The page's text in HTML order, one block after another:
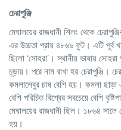
চেরাপুঞ্জি
মেঘালয়ের রাজধানী শিলং থেকে
এর উচ্চতা প্রায় ৪৮৬৯ ফুট। এটি পূর্ব
ছিলো ‘সোহরা’। স্থানীয় ভাষায়
চূড়ায়। পরে নাম রাখা হয় চেরাপুঞ্জি।
কমলালেবুর চাষ বেশি হয়। কমলা ছাড়া
বেশি পরিচিত বিশ্বের সবচেয়ে বেশি
মেঘালয়ের রাজধানী ছিল। ১৮৬৪ সালে
হয়।